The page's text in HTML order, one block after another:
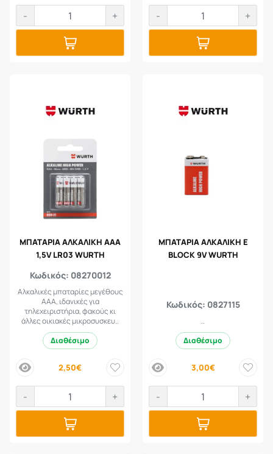
- + - +
ΜΠΑΤΑΡΙΑ ΑΛΚAΛΙΚΗ AAA
1,5V LR03 WURTH
Κωδικός: 08270012
Αλκαλικές μπαταρίες μεγέθους
AAA, ιδανικές για
τηλεχειριστήρια, φακούς κι
άλλες οικιακές μικροσυσκευ..
Διαθέσιμο
price 2,50€
- +
ΜΠΑΤΑΡΙΑ ΑΛΚAΛΙΚΗ E
BLOCK 9V WURTH
Κωδικός: 0827115
..
Διαθέσιμο
price 3,00€
- +